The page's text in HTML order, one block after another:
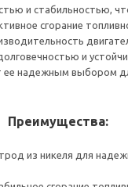
и стабильностью,
сгорание
и
ее надежным выбором
Преимущества:
из никеля для